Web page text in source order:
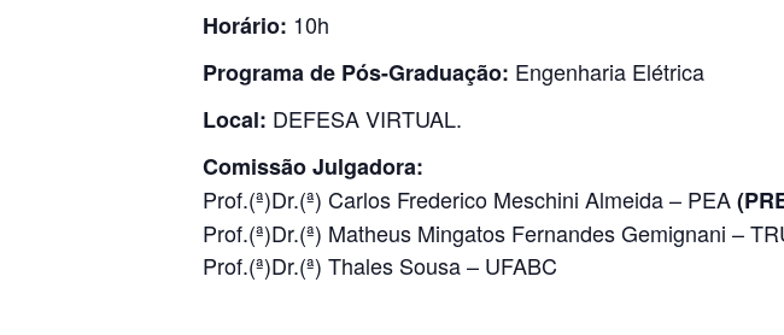
Horário: 10h
Programa de Pós-Graduação: Engenharia Elétrica
Local: DEFESA VIRTUAL.
Comissão Julgadora:
Prof.(ª)Dr.(ª) Carlos Frederico Meschini Almeida – PEA
Prof.(ª)Dr.(ª) Matheus Mingatos Fernandes Gemignani –
Prof.(ª)Dr.(ª) Thales Sousa – UFABC